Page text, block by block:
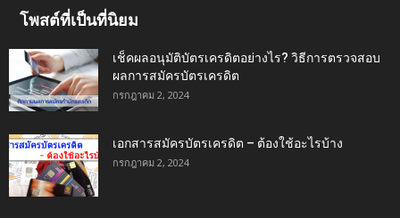
โพสต์ที่เป็นที่นิยม
เช็คผลอนุมัติบัตรเครดิตอย่างไร? วิธีการตรวจสอบ
ผลการสมัครบัตรเครดิต
กรกฎาคม 2, 2024
เอกสารสมัครบัตรเครดิต – ต้องใช้อะไรบ้าง
กรกฎาคม 2, 2024